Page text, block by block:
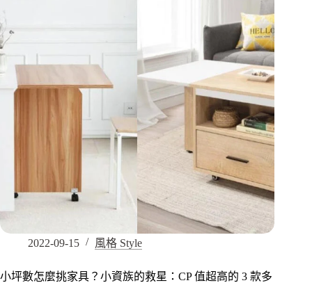
2022-09-15 風格 Style
小坪數怎麼挑家具？小資族的救星：CP 值超高的 3 款多